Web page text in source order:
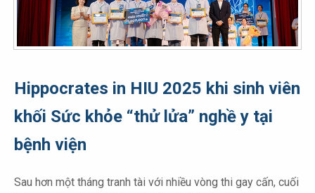
Hippocrates in HIU 2025 khi sinh viên
khối Sức khỏe “thử lửa” nghề y tại
bệnh viện
Sau hơn một tháng tranh tài với nhiều vòng thi gay cấn, cuối